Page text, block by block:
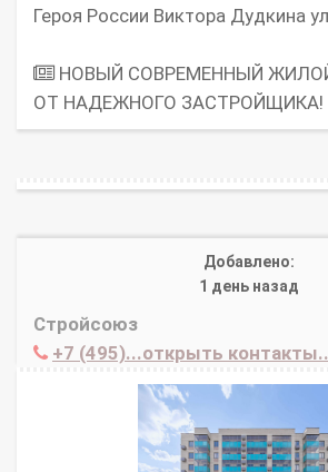
Героя России Виктора Дудкина
НОВЫЙ СОВРЕМЕННЫЙ
ОТ НАДЕЖНОГО ЗАСТРОЙЩИКА!
Добавлено:
1 день назад
Стройсоюз
+7 (495)...открыть